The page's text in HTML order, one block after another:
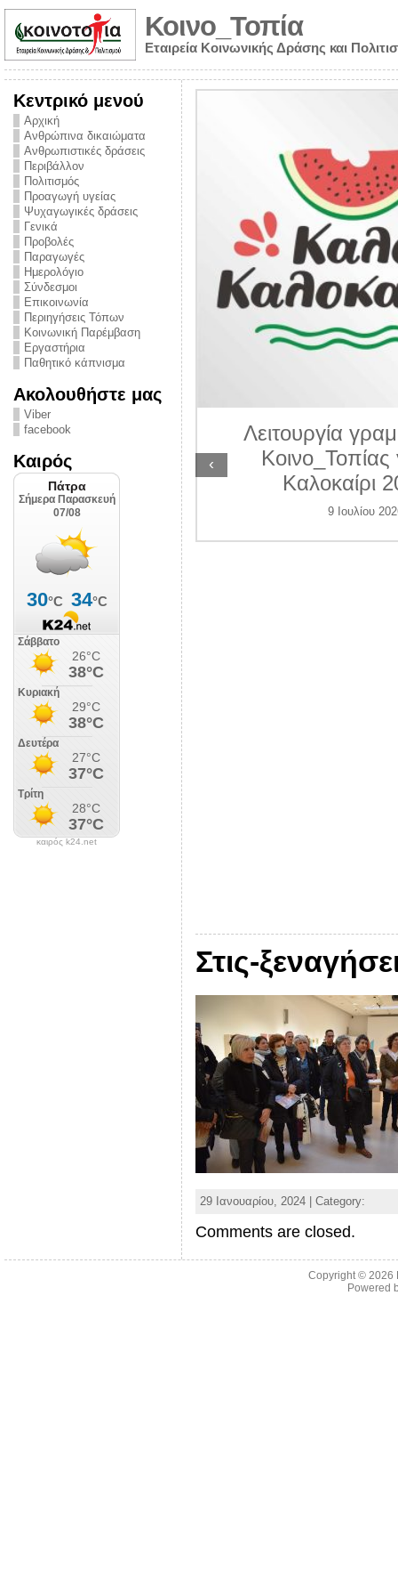
Κοινο_Τοπία
Εταιρεία Κοινωνικής Δράσης και
Κεντρικό μενού
Αρχική
Ανθρώπινα δικαιώματα
Ανθρωπιστικές δράσεις
Περιβάλλον
Πολιτισμός
Προαγωγή υγείας
Ψυχαγωγικές δράσεις
Γενικά
Προβολές
Παραγωγές
Ημερολόγιο
Σύνδεσμοι
Επικοινωνία
Περιηγήσεις Τόπων
Κοινωνική Παρέμβαση
Εργαστήρια
Παθητικό κάπνισμα
Ακολουθήστε μας
Viber
facebook
Καιρός
καιρός k24.net
από την
την ημέρα
και
στο
2026
Λειτουργία
Κοινο_Τοπίας
Καλοκαίρι
9 Ιουλίου
‹
Στις-
29 Ιανουαρίου, 2024 | Category:
Comments are closed.
Copyright © 2026
Powered